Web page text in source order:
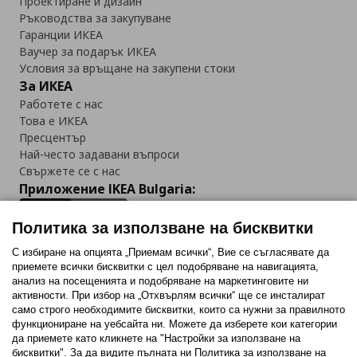
Ръководства за закупуване
Гаранции ИКЕА
Ваучер за подарък ИКЕА
Условия за връщане на закупени стоки
За ИКЕА
Работете с нас
Това е ИКЕА
Пресцентър
Най-често задавани въпроси
Свържете се с нас
Приложение IKEA Bulgaria:
Последвайте ни:
FacebookTwitterYoutubePinterestInstagram
Политика за използване на бисквитки
С избиране на опцията „Приемам всички“, Вие се съгласявате да
приемете всички бисквитки с цел подобряване на навигацията,
анализ на посещенията и подобряване на маркетинговите ни
активности. При избор на „Отхвърлям всички“ ще се инсталират
само строго необходимитe бисквитки, които са нужни за правилното
функциониране на уебсайта ни. Можете да изберете кои категории
да приемете като кликнете на "Настройки за използване на
бисквитки". За да видите пълната ни Политика за използване на